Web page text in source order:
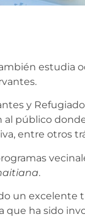
estudia
y
público
entre otros
.
un excelente
que ha sido